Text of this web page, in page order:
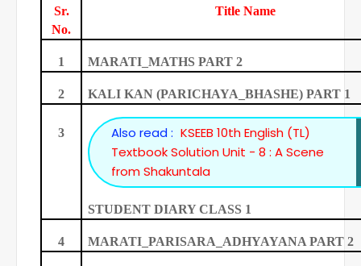
Sr.
No.
Title Name
1 MARATI_MATHS PART 2
2 KALI KAN (PARICHAYA_BHASHE) PART 1
3 Also read : KSEEB 10th English (TL)
Textbook Solution Unit - 8 : A Scene
from Shakuntala
STUDENT DIARY CLASS 1
4 MARATI_PARISARA_ADHYAYANA PART 2